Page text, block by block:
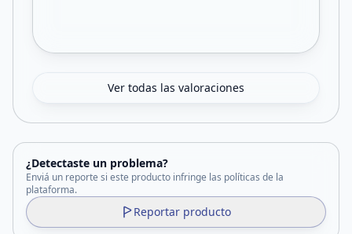
Ver todas las valoraciones
¿Detectaste un problema?
Enviá un reporte si este producto infringe las políticas de la
plataforma.
Reportar producto